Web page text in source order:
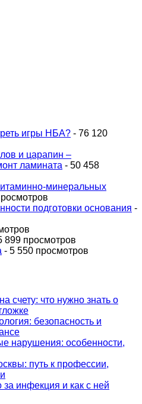
игры НБА? - 76 120
и царапин –
ламината - 50 458
минеральных
подготовки основания -
899 просмотров
- 5 550 просмотров
счету: что нужно знать о
безопасность и
нарушения: особенности,
путь к профессии,
за инфекция и как с ней